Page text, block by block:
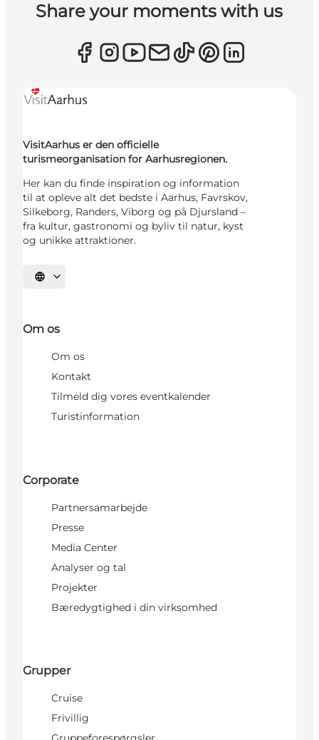
Share your moments with us
VisitAarhus er den officielle
turismeorganisation for Aarhusregionen.
Her kan du finde inspiration og information
til at opleve alt det bedste i Aarhus, Favrskov,
Silkeborg, Randers, Viborg og på Djursland –
fra kultur, gastronomi og byliv til natur, kyst
og unikke attraktioner.
Vælg sprog
Om os
Om os
Kontakt
Tilmeld dig vores eventkalender
Turistinformation
Corporate
Partnersamarbejde
Presse
Media Center
Analyser og tal
Projekter
Bæredygtighed i din virksomhed
Grupper
Cruise
Frivillig